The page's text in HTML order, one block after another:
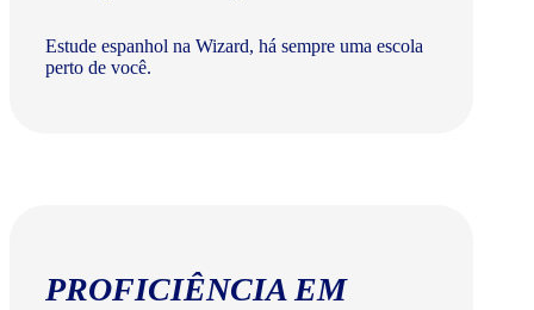
Estude espanhol na Wizard, há sempre uma escola
perto de você.
PROFICIÊNCIA EM